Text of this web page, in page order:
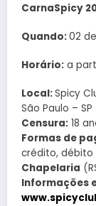
CarnaSpicy
Quando:02
Horário: a
Local:Spicy
São Paulo – SP
Censura: 18
Formas de
crédito, débito
Chapelaria
Informações